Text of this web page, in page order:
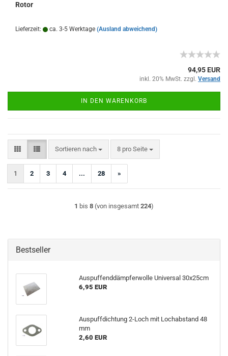
Rotor
Lieferzeit: ca. 3-5 Werktage (Ausland abweichend)
94,95 EUR
inkl. 20% MwSt. zzgl. Versand
IN DEN WARENKORB
Sortieren nach
Sortieren nach 8 pro Seite
pro Seite
1 2 3 4 ... 28 »
1 bis 8 (von insgesamt 224)
Bestseller
Auspuffenddämpferwolle Universal 30x25cm
6,95 EUR
Auspuffdichtung 2-Loch mit Lochabstand 48
mm
2,60 EUR